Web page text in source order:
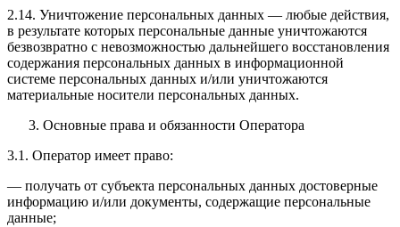
2.14. Уничтожение персональных данных — любые действия,
в результате которых персональные данные уничтожаются
безвозвратно с невозможностью дальнейшего восстановления
содержания персональных данных в информационной
системе персональных данных и/или уничтожаются
материальные носители персональных данных.
Основные права и обязанности Оператора
3.1. Оператор имеет право:
— получать от субъекта персональных данных достоверные
информацию и/или документы, содержащие персональные
данные;